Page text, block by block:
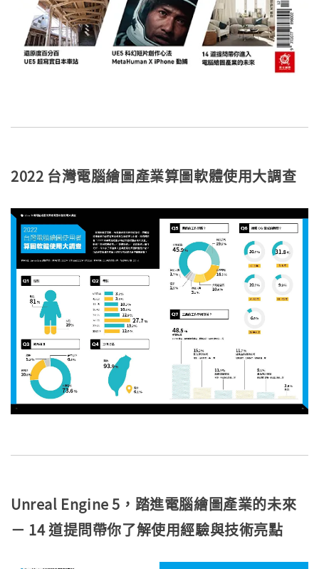
2022 台灣電腦繪圖產業算圖軟體使用大調查
Unreal Engine 5，踏進電腦繪圖產業的未來
－ 14 道提問帶你了解使用經驗與技術亮點